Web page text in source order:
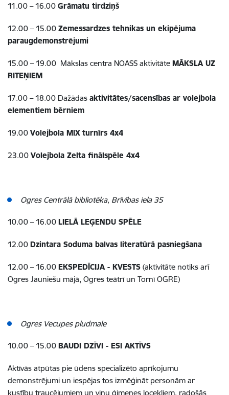
11.00 – 16.00 Grāmatu tirdziņš
12.00 – 15.00 Zemessardzes tehnikas un ekipējuma
paraugdemonstrējumi
15.00 – 19.00 Mākslas centra NOASS aktivitāte MĀKSLA UZ
RITEŅIEM
17.00 – 18.00 Dažādas aktivitātes/sacensības ar volejbola
elementiem bērniem
19.00 Volejbola MIX turnīrs 4x4
23.00 Volejbola Zelta finālspēle 4x4
Ogres Centrālā bibliotēka, Brīvības iela 35
10.00 – 16.00 LIELĀ LEĢENDU SPĒLE
12.00 Dzintara Soduma balvas literatūrā pasniegšana
12.00 – 16.00 EKSPEDĪCIJA - KVESTS (aktivitāte notiks arī
Ogres Jauniešu mājā, Ogres teātrī un Tornī OGRE)
Ogres Vecupes pludmale
10.00 – 15.00 BAUDI DZĪVI - ESI AKTĪVS
Aktīvās atpūtas pie ūdens specializēto aprīkojumu
demonstrējumi un iespējas tos izmēģināt personām ar
kustību traucējumiem un viņu ģimenes locekļiem, radošās